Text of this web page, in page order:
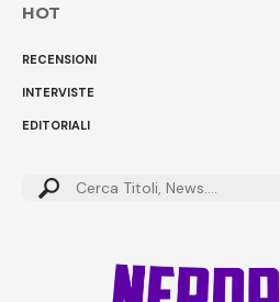
HOT
RECENSIONI
INTERVISTE
EDITORIALI
Cerca: